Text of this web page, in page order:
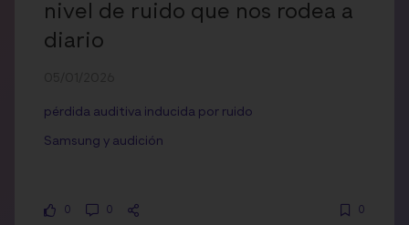
nivel de ruido que nos rodea a
diario
pérdida auditiva inducida por ruido
Samsung y audición
0 0 0